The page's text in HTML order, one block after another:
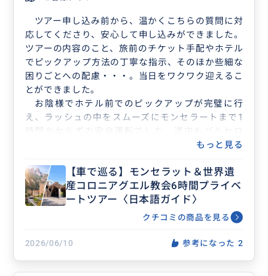
ツアー申し込み前から、温かくこちらの質問に対
応してくださり、安心して申し込みができました。
ツアーの内容のこと、旅前のチケット手配やホテル
でピックアップ方法の丁寧な指示、そのほか些細な
困りごとへの配慮・・・。当日をワクワク迎えるこ
とができました。
お陰様でホテル前でのピックアップが完璧に行
え、ラッシュの中をスムーズにモンセラートまで1
時間かからずの安全運転でした。道中もバルセロ
ナ、スペインの情報を楽しくたくさん得ることがで
朝9時に到着できたので、静寂の中のモンセラー
ト修道院見学ができ、黒いマリア様もじっくり触れ
て拝むことができました。haruさんは非常に知識が
豊富で、修道院から展望台までの片道20分の道中も
修道院のあと、コロニアグエル教会とその周辺の
もっと見る
【車で巡る】モンセラット＆世界遺
産コロニアグエル教会6時間プライベ
ートツアー〈日本語ガイド〉
クチコミの商品を見る
2026/06/10 参考になった 2